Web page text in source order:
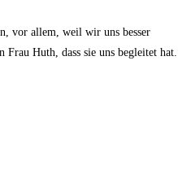
vor allem, weil wir uns besser
Frau Huth, dass sie uns begleitet hat.